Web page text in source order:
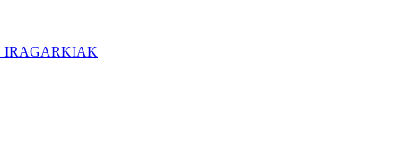
IRAGARKIAK